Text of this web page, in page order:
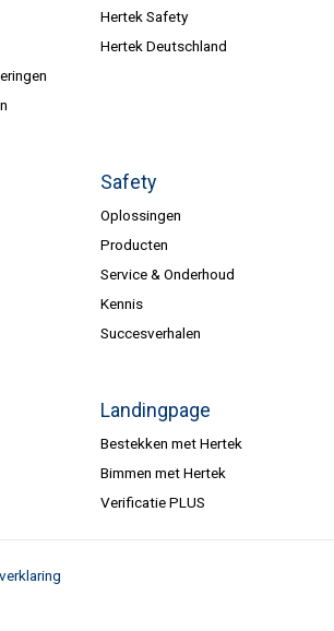
Hertek Safety
Hertek Deutschland
Safety
Oplossingen
Producten
Service & Onderhoud
Kennis
Succesverhalen
Landingpage
Bestekken met Hertek
Bimmen met Hertek
Verificatie PLUS